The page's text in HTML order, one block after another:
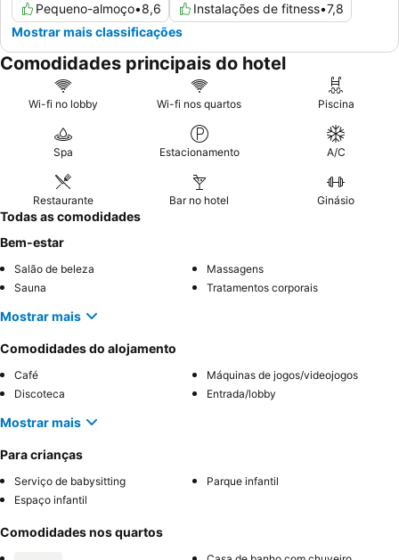
Pequeno-almoço•8,6 Instalações de fitness•7,8
Mostrar mais classificações
Comodidades principais do hotel
Wi-fi no lobby Wi-fi nos quartos Piscina
Spa Estacionamento A/C
Restaurante Bar no hotel Ginásio
Todas as comodidades
Bem-estar
Salão de beleza
Massagens
Sauna
Tratamentos corporais
Mostrar mais
Comodidades do alojamento
Café
Máquinas de jogos/videojogos
Discoteca
Entrada/lobby
Mostrar mais
Para crianças
Serviço de babysitting
Parque infantil
Espaço infantil
Comodidades nos quartos